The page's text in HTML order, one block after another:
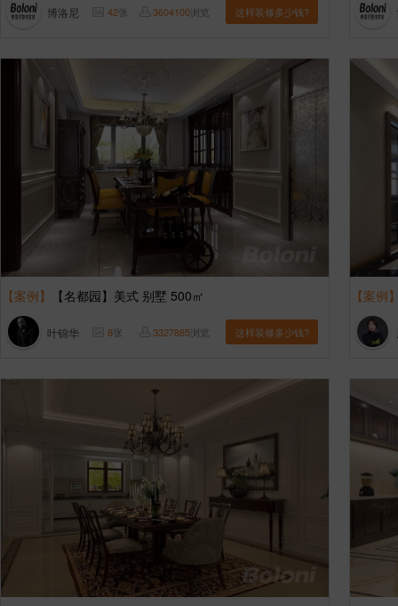
博洛尼 42张 3604100浏览 这样装修多少钱?
【案例】 【名都园】美式 别墅 500㎡
叶锦华 8张 3327885浏览 这样装修多少钱?
【案例